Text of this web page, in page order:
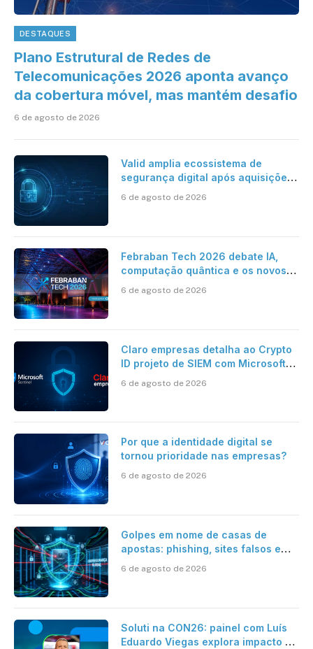
DESTAQUES
Plano Estrutural de Redes de
Telecomunicações 2026 aponta avanço
da cobertura móvel, mas mantém desafio
6 de agosto de 2026
Valid amplia ecossistema de
segurança digital após aquisições
6 de agosto de 2026
Febraban Tech 2026 debate IA,
computação quântica e os novos
6 de agosto de 2026
Claro empresas detalha ao Crypto
ID projeto de SIEM com Microsoft
automatizada
6 de agosto de 2026
Por que a identidade digital se
tornou prioridade nas empresas?
6 de agosto de 2026
Golpes em nome de casas de
apostas: phishing, sites falsos e
como se proteger
6 de agosto de 2026
Soluti na CON26: painel com Luís
Eduardo Viegas explora impacto de